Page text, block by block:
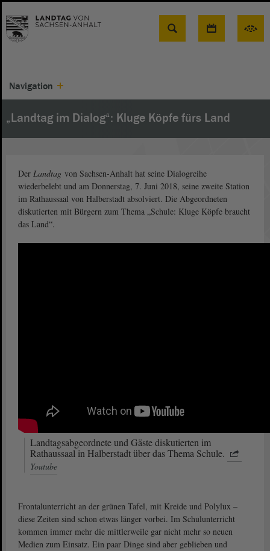
Suche
Navigation
„Landtag im Dialog“: Kluge Köpfe fürs Land
Der Landtag von Sachsen-Anhalt hat seine Dialogreihe
wiederbelebt und am Donnerstag, 7. Juni 2018, seine zweite Station
im Rathaussaal von Halberstadt absolviert. Die Abgeordneten
diskutierten mit Bürgern zum Thema „Schule: Kluge Köpfe braucht
das Land“.
Landtagsabgeordnete und Gäste diskutierten im
Rathaussaal in Halberstadt über das Thema Schule.
Youtube
Frontalunterricht an der grünen Tafel, mit Kreide und Polylux –
diese Zeiten sind schon etwas länger vorbei. Im Schulunterricht
kommen immer mehr die mittlerweile gar nicht mehr so neuen
Medien zum Einsatz. Ein paar Dinge sind aber geblieben und